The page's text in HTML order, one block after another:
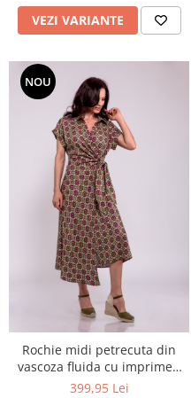
VEZI VARIANTE
NOU
Rochie midi petrecuta din
vascoza fluida cu imprimeu
geometric kaki si burgundy
399,95 Lei